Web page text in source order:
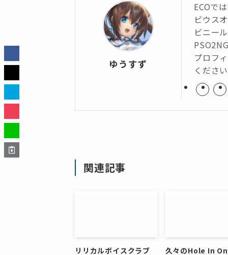
ゆうすず
ECOで
ビウス
ビニー
プロフ
くださ
関連記事
リリカルボイスクラブ 久々のHole In